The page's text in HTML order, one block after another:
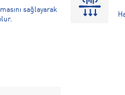
sağlayarak